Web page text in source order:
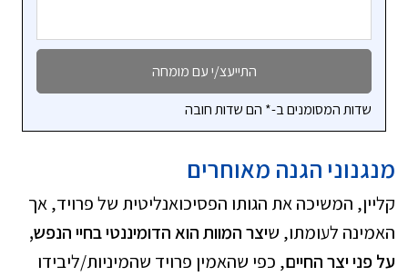
שדות המסומנים ב-* הם שדות חובה
מנגנוני הגנה מאוחרים
קליין, המשיכה את הגותו הפסיכואנליטית של פרויד, אך
האמינה לעומתו, שיצר המוות הוא הדומיננטי בחיי הנפש,
על פני יצר החיים, כפי שהאמין פרויד שהמיניות/ליבידו